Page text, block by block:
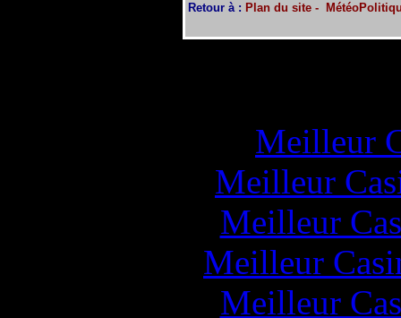
Retour à : Plan du site -
Meilleur
Meilleur
Meilleur
Meilleur
Meilleur